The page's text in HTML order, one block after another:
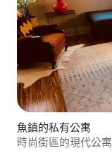
魚鎮的私有公寓
時尚街區的現代公寓